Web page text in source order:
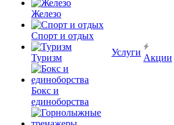
Железо
Спорт и отдых
Туризм
Бокс и
единоборства
Услуги
Акции